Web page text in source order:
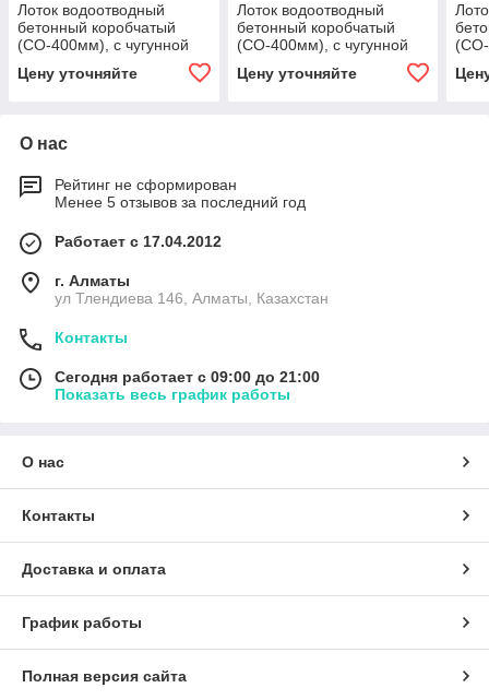
Лоток водоотводный
бетонный коробчатый
(СО-400мм), с чугунной
насадкой, с уклоном 0,5%
КUу 100.49,9
Цену уточняйте
Лоток водоотводный
бетонный коробчатый
(СО-400мм), с чугунной
0,5%КUу 100.49,9
Цену уточняйте
(СО-
КUу
О нас
Рейтинг не сформирован
Менее 5 отзывов за последний год
Работает с 17.04.2012
г. Алматы
ул Тлендиева 146, Алматы, Казахстан
Контакты
Сегодня работает с 09:00 до 21:00
Показать весь график работы
О нас
Контакты
Доставка и оплата
График работы
Полная версия сайта